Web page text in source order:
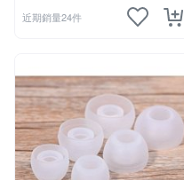
近期銷量24件